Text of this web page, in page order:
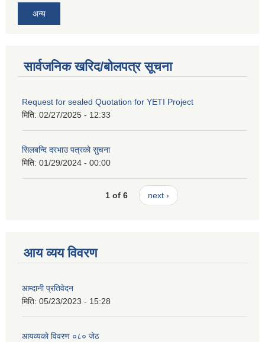
अन्य
सार्वजनिक खरिद/बोलपत्र सूचना
Request for sealed Quotation for YETI Project
मिति: 02/27/2025 - 12:33
सिलबन्दि दरभाउ पत्रको सुचना
मिति: 01/29/2024 - 00:00
1 of 6 next ›
आय व्यय विवरण
आम्दानी प्रतिवेदन
मिति: 05/23/2023 - 15:28
आयव्यकाे विवरण ०८० जेठ